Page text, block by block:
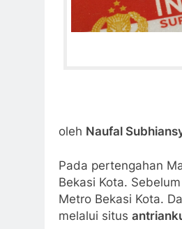
oleh Naufal
Pada pertengahan
Bekasi Kota.
Metro Bekasi Kota.
melalui situs